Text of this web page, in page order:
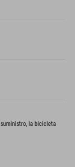
la bicicleta